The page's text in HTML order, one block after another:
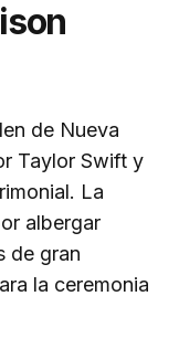
de Nueva
Taylor Swift y
La
albergar
de gran
la ceremonia